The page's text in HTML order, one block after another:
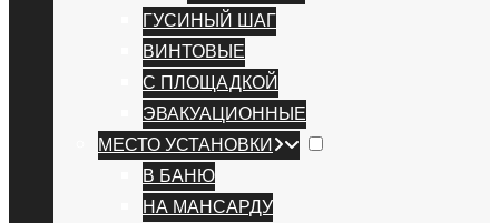
ГУСИНЫЙ ШАГ
ВИНТОВЫЕ
С ПЛОЩАДКОЙ
ЭВАКУАЦИОННЫЕ
МЕСТО УСТАНОВКИ
В БАНЮ
НА МАНСАРДУ